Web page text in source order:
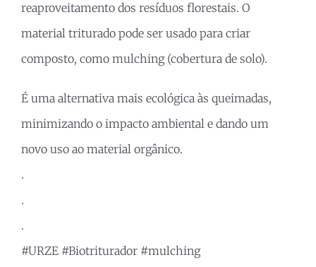
reaproveitamento dos resíduos florestais. O
material triturado pode ser usado para criar
composto, como mulching (cobertura de solo).
É uma alternativa mais ecológica às queimadas,
minimizando o impacto ambiental e dando um
novo uso ao material orgânico.
.
.
.
#URZE #Biotriturador #mulching